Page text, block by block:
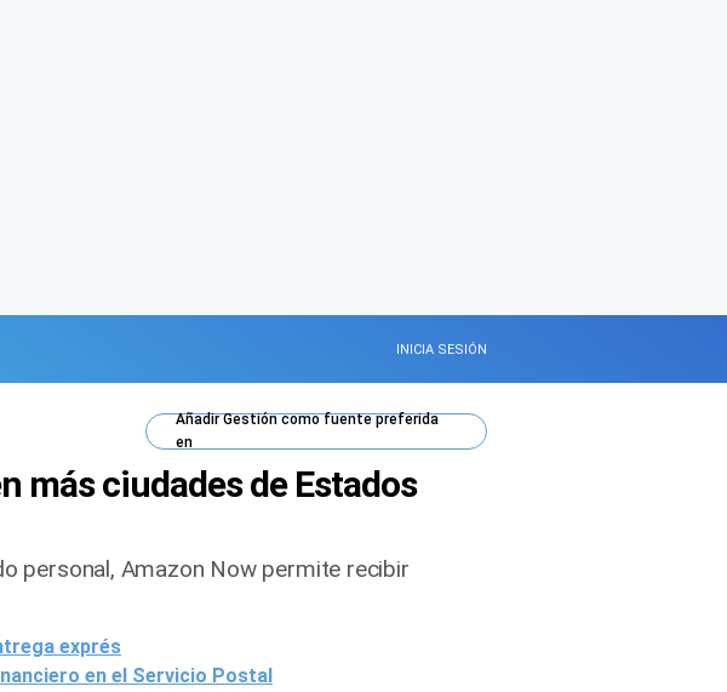
INICIA SESIÓN
AñadirGestióncomo fuente preferida
en
más ciudades de Estados
personal, Amazon Now permite recibir
exprés
en el Servicio Postal